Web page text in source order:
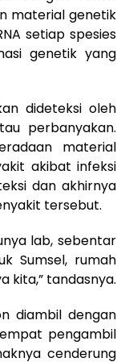
material genetik
setiap spesies
genetik yang
dideteksi oleh
perbanyakan.
material
akibat infeksi
dan akhirnya
tersebut.
lab, sebentar
Sumsel, rumah
kita,” tandasnya.
diambil dengan
pengambil
cenderung